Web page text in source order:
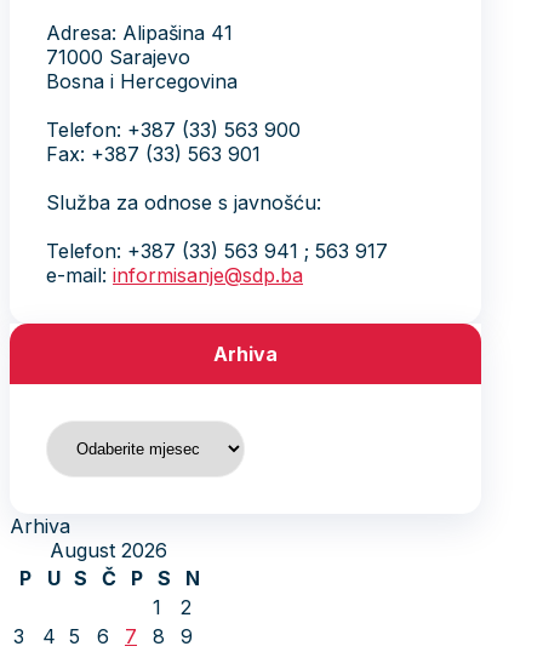
Adresa: Alipašina 41
71000 Sarajevo
Bosna i Hercegovina
Telefon: +387 (33) 563 900
Fax: +387 (33) 563 901
Služba za odnose s javnošću:
Telefon: +387 (33) 563 941 ; 563 917
e-mail: informisanje@sdp.ba
Arhiva
Arhiva
Arhiva
August 2026
P
U S Č P S
N
1
2
3
4 5 6 7 8
9